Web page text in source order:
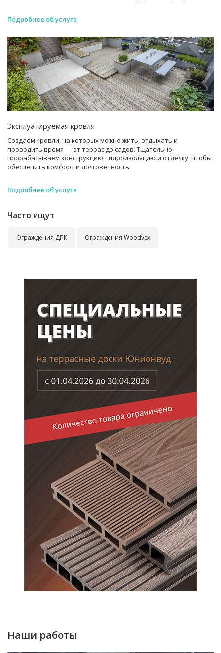
Подробнее об услуге
Эксплуатируемая кровля
Создаём кровли, на которых можно жить, отдыхать и
проводить время — от террас до садов. Тщательно
прорабатываем конструкцию, гидроизоляцию и отделку, чтобы
обеспечить комфорт и долговечность.
Подробнее об услуге
Часто ищут
Ограждения ДПК Ограждения Woodvex
Наши работы